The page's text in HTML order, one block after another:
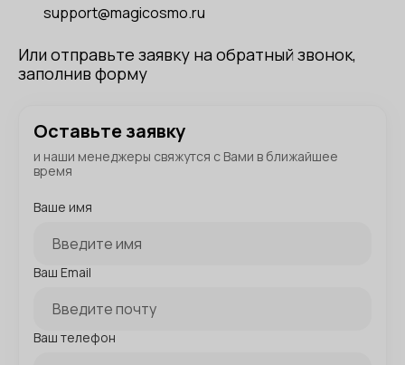
support@magicosmo.ru
Или отправьте заявку на обратный звонок,
заполнив форму
Оставьте заявку
и наши менеджеры свяжутся с Вами в ближайшее
время
Ваше имя
Ваш Email
Ваш телефон